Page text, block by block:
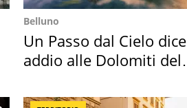
Belluno
Un Passo dal Cielo dice
addio alle Dolomiti del